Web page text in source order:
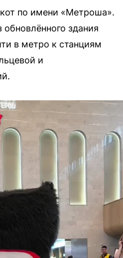
по имени «Метроша».
здания
в метро к станциям
и